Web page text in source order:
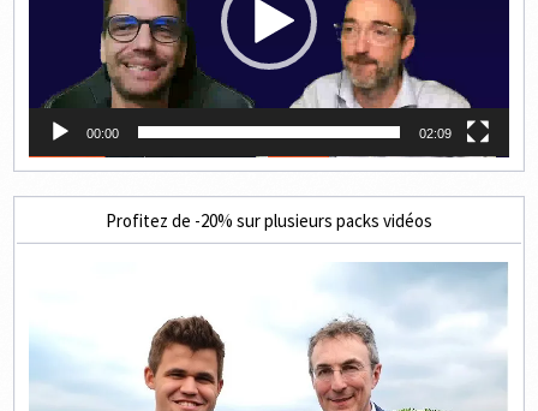
00:00 02:09
Profitez de -20% sur plusieurs packs vidéos